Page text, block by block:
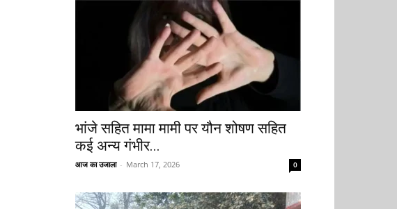
भांजे सहित मामा मामी पर यौन शोषण सहित
कई अन्य गंभीर...
आज का उजाला - March 17, 2026 0